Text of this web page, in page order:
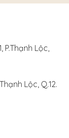
P.Thạnh Lộc,
Lộc, Q.12.